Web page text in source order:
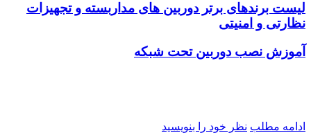
برندهای برتر دوربین های مداربسته و تجهیزات
و امنیتی
نصب دوربین تحت شبکه
مطلب نظر خود را بنویسید